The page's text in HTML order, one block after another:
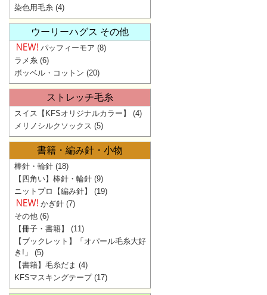
染色用毛糸 (4)
ウーリーハグス その他
パッフィーモア (8)
ラメ糸 (6)
ボッベル・コットン (20)
ストレッチ毛糸
スイス【KFSオリジナルカラー】
(4)
メリノシルクソックス (5)
書籍・編み針・小物
棒針・輪針 (18)
【四角い】棒針・輪針 (9)
ニットプロ【編み針】
(19)
かぎ針 (7)
その他 (6)
【冊子・書籍】
(11)
【ブックレット】「オパール毛糸大好
き!」
(5)
【書籍】毛糸だま (4)
KFSマスキングテープ(17)